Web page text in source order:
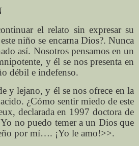
el relato sin expresar su
niño se encarna Dios?. Nunca
así. Nosotros pensamos en un
y él se nos presenta en
débil e indefenso.
y lejano, y él se nos ofrece en la
¿Cómo sentir miedo de este
declarada en 1997 doctora de
no puedo temer a un Dios que
por mí…. ¡Yo le amo!>>.